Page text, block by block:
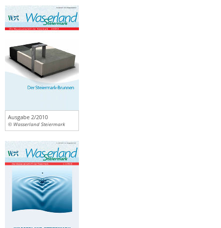
Ausgabe 2/2010
© Wasserland Steiermark